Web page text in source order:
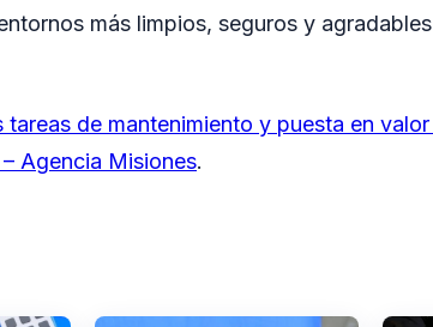
más limpios, seguros y
tareas de mantenimiento y puesta en
Agencia Misiones.